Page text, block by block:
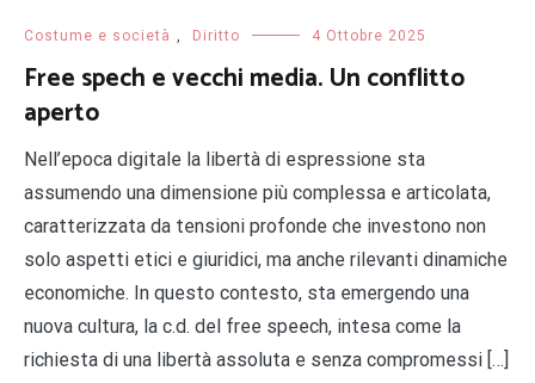
Costume e società Diritto 4 Ottobre 2025
Free spech e vecchi media. Un conflitto
aperto
Nell’epoca digitale la libertà di espressione sta
assumendo una dimensione più complessa e articolata,
caratterizzata da tensioni profonde che investono non
solo aspetti etici e giuridici, ma anche rilevanti dinamiche
economiche. In questo contesto, sta emergendo una
nuova cultura, la c.d. del free speech, intesa come la
richiesta di una libertà assoluta e senza compromessi […]